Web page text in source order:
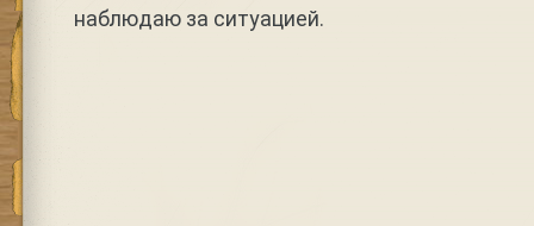
наблюдаю за ситуацией.